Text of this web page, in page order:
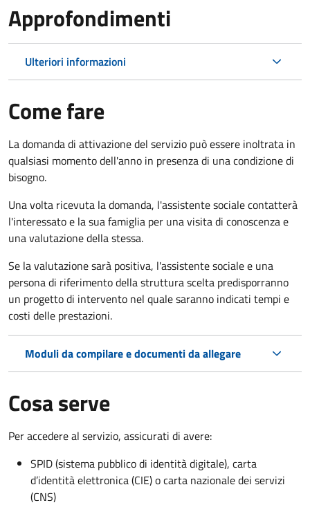
Approfondimenti
Ulteriori informazioni
Come fare
La domanda di attivazione del servizio può essere inoltrata in
qualsiasi momento dell'anno in presenza di una condizione di
bisogno.
Una volta ricevuta la domanda, l'assistente sociale contatterà
l'interessato e la sua famiglia per una visita di conoscenza e
una valutazione della stessa.
Se la valutazione sarà positiva, l'assistente sociale e una
persona di riferimento della struttura scelta predisporranno
un progetto di intervento nel quale saranno indicati tempi e
costi delle prestazioni.
Moduli da compilare e documenti da allegare
Cosa serve
Per accedere al servizio, assicurati di avere:
SPID (sistema pubblico di identità digitale), carta
d’identità elettronica (CIE) o carta nazionale dei servizi
(CNS)